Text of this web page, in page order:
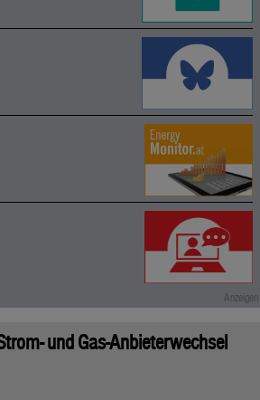
und Gas-Anbieterwechsel